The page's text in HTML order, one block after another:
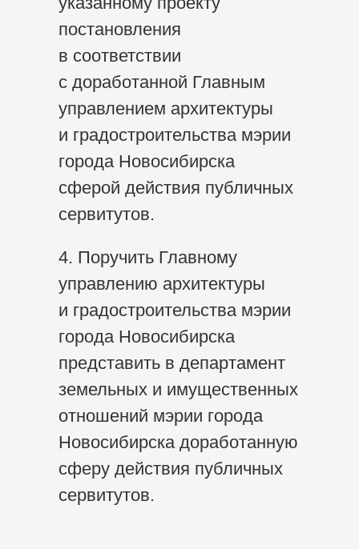
постановления
в соответствии
с доработанной Главным
управлением архитектуры
и градостроительства мэрии
города Новосибирска
сферой действия публичных
сервитутов.
4. Поручить Главному
управлению архитектуры
и градостроительства мэрии
города Новосибирска
представить в департамент
земельных и имущественных
отношений мэрии города
Новосибирска доработанную
сферу действия публичных
сервитутов.